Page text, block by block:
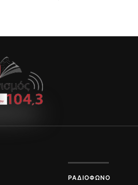
ΡΑΔΙΌΦΩΝΟ